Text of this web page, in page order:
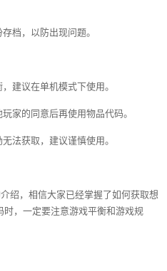
档，以防出现问题。
建议在单机模式下使用。
家的同意后再使用物品代码。
法获取，建议谨慎使用。
绍，相信大家已经掌握了如何获取想
，一定要注意游戏平衡和游戏规